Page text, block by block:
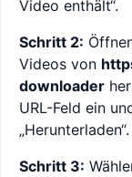
Video enthält“.
Schritt 2:
Videos von
downloader
URL-Feld ein
„Herunterladen“.
Schritt 3: